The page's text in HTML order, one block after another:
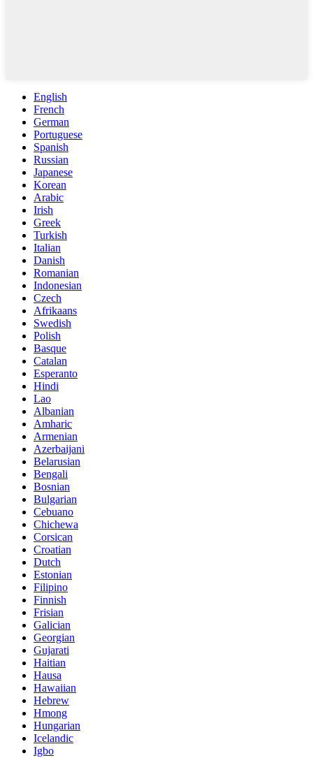
English
French
German
Portuguese
Spanish
Russian
Japanese
Korean
Arabic
Irish
Greek
Turkish
Italian
Danish
Romanian
Indonesian
Czech
Afrikaans
Swedish
Polish
Basque
Catalan
Esperanto
Hindi
Lao
Albanian
Amharic
Armenian
Azerbaijani
Belarusian
Bengali
Bosnian
Bulgarian
Cebuano
Chichewa
Corsican
Croatian
Dutch
Estonian
Filipino
Finnish
Frisian
Galician
Georgian
Gujarati
Haitian
Hausa
Hawaiian
Hebrew
Hmong
Hungarian
Icelandic
Igbo